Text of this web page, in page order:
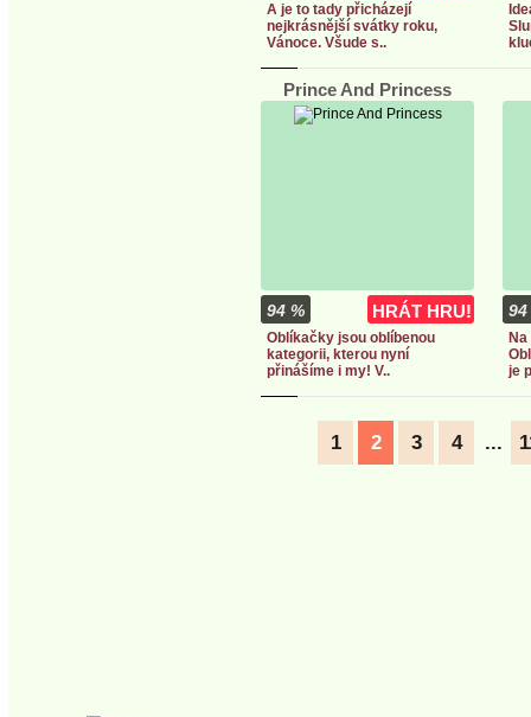
A je to tady přicházejí
nejkrásnější svátky roku,
Vánoce. Všude s..
Prince And Princess
94 % HRÁT HRU!
Oblíkačky jsou oblíbenou
kategorii, kterou nyní
přinášíme i my! V..
94
je
1 2 3 4 ...